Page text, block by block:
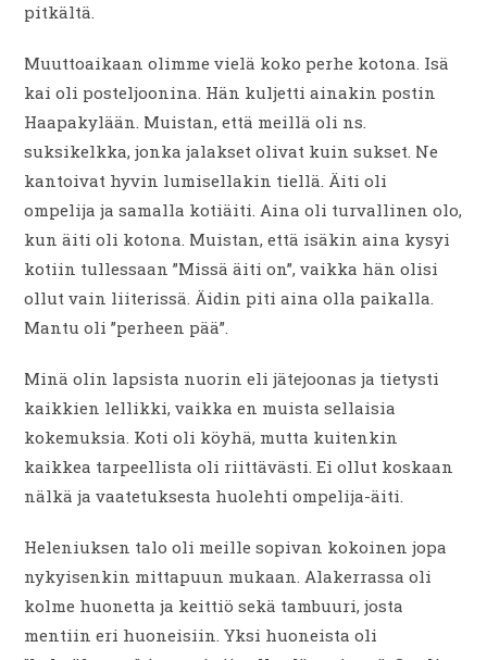
pitkältä.
Muuttoaikaan olimme vielä koko perhe kotona. Isä
kai oli posteljoonina. Hän kuljetti ainakin postin
Haapakylään. Muistan, että meillä oli ns.
suksikelkka, jonka jalakset olivat kuin sukset. Ne
kantoivat hyvin lumisellakin tiellä. Äiti oli
ompelija ja samalla kotiäiti. Aina oli turvallinen olo,
kun äiti oli kotona. Muistan, että isäkin aina kysyi
kotiin tullessaan ”Missä äiti on”, vaikka hän olisi
ollut vain liiterissä. Äidin piti aina olla paikalla.
Mantu oli ”perheen pää”.
Minä olin lapsista nuorin eli jätejoonas ja tietysti
kaikkien lellikki, vaikka en muista sellaisia
kokemuksia. Koti oli köyhä, mutta kuitenkin
kaikkea tarpeellista oli riittävästi. Ei ollut koskaan
nälkä ja vaatetuksesta huolehti ompelija-äiti.
Heleniuksen talo oli meille sopivan kokoinen jopa
nykyisenkin mittapuun mukaan. Alakerrassa oli
kolme huonetta ja keittiö sekä tambuuri, josta
mentiin eri huoneisiin. Yksi huoneista oli